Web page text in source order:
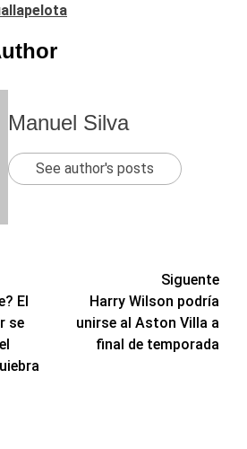
Manuel Silva
See author's posts
El
se
Siguente
Harry Wilson podría
unirse al Aston Villa a
final de temporada